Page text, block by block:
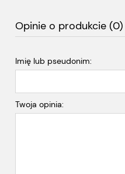
Opinie o produkcie (0)
Imię lub pseudonim:
Twoja opinia: